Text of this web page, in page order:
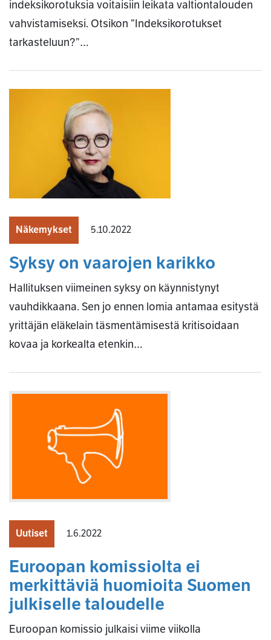
indeksikorotuksia voitaisiin leikata valtiontalouden
vahvistamiseksi. Otsikon ”Indeksikorotukset
tarkasteluun?”…
Näkemykset 5.10.2022
Syksy on vaarojen karikko
Hallituksen viimeinen syksy on käynnistynyt
vauhdikkaana. Sen jo ennen lomia antamaa esitystä
yrittäjän eläkelain täsmentämisestä kritisoidaan
kovaa ja korkealta etenkin…
Uutiset 1.6.2022
Euroopan komissiolta ei
merkittäviä huomioita Suomen
julkiselle taloudelle
Euroopan komissio julkaisi viime viikolla